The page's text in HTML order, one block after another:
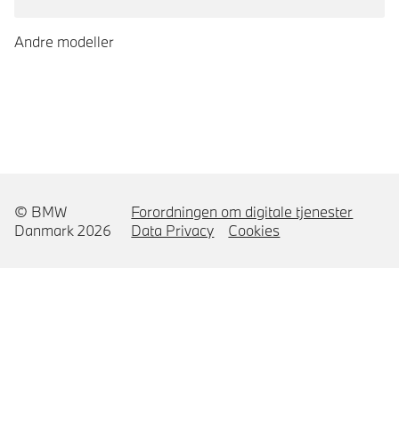
Andre modeller
© BMW
Danmark 2026
Forordningen om digitale tjenester
Data Privacy
Cookies